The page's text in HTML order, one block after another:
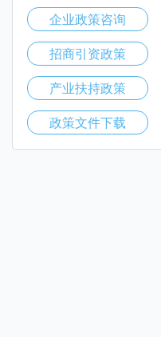
企业政策咨询
招商引资政策
产业扶持政策
政策文件下载